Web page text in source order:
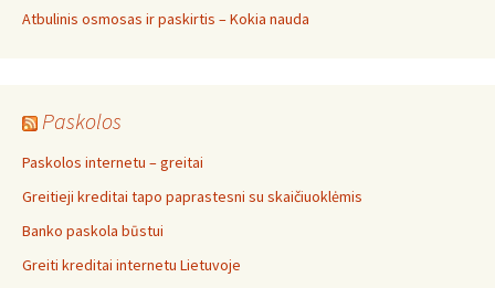
Atbulinis osmosas ir paskirtis – Kokia nauda
Paskolos
Paskolos internetu – greitai
Greitieji kreditai tapo paprastesni su skaičiuoklėmis
Banko paskola būstui
Greiti kreditai internetu Lietuvoje